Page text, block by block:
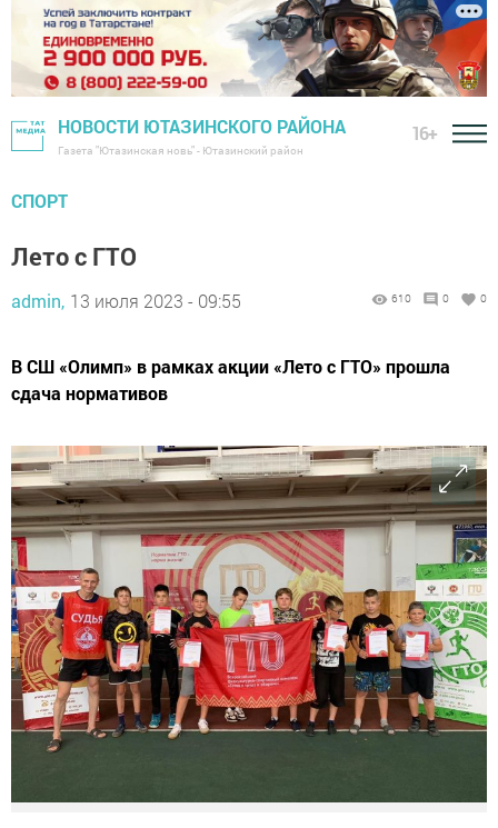
НОВОСТИ ЮТАЗИНСКОГО РАЙОНА
Газета "Ютазинская новь" - Ютазинский район
16+
СПОРТ
Лето с ГТО
admin, 13 июля 2023 - 09:55 610 0 0
В СШ «Олимп» в рамках акции «Лето с ГТО» прошла
сдача нормативов